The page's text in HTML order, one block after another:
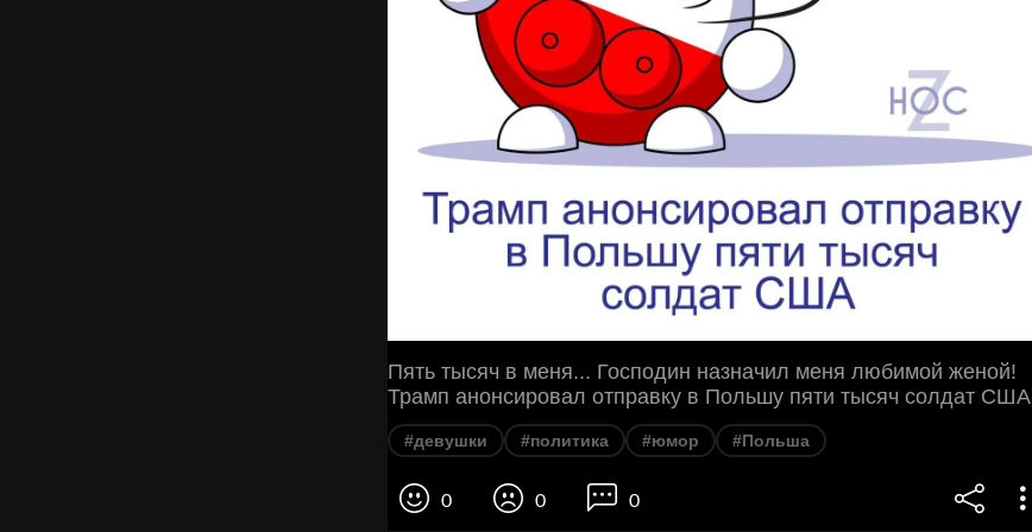
Пять тысяч в меня... Господин назначил меня любимой женой!
Трамп анонсировал отправку в Польшу пяти тысяч солдат США
#девушки #политика #юмор #Польша
0 0 0